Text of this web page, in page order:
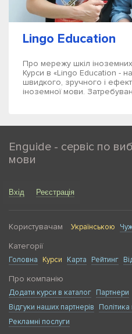
Lingo Education
Про мережу шкіл
Курси в «Lingo Education -
швидкого, зручного і
іноземної мови.
Enguide - сервіс по
мови
Вхід Реєстрація
Користувачам Українською
Категорії
Головна Курси Карта Рейтинг
Про компанію
Додати курси в каталог Партнери
Відгуки наших партнерів
Політика
Рекламні послуги